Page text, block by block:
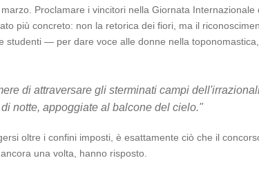
Proclamare i vincitori nella Giornata Internazionale
più concreto: non la retorica dei fiori, ma il
studenti — per dare voce alle donne nella
di attraversare gli sterminati campi
notte, appoggiate al balcone del cielo."
oltre i confini imposti, è esattamente ciò che il
una volta, hanno risposto.